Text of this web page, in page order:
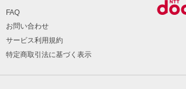
FAQ
お問い合わせ
サービス利用規約
特定商取引法に基づく表示